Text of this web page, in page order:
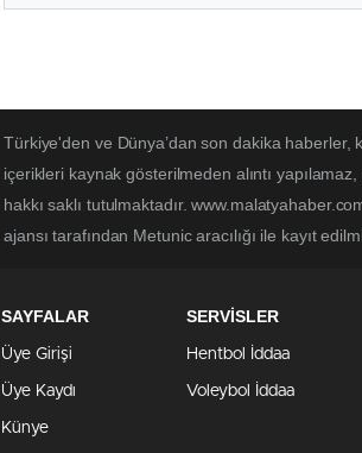
Türkiye'den ve Dünya’dan son dakika
içerikleri kaynak gösterilmeden alıntı
hakkı saklı tutulmaktadır.
ajansı tarafından Metunic aracılığı ile kayıt
SAYFALAR
Üye Girişi
Üye Kaydı
Künye
SERVİSLER
Hentbol İddaa
Voleybol İddaa